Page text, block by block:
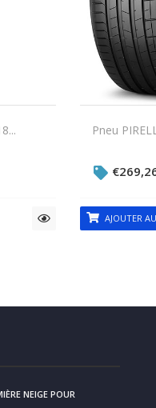
Pneu
€
AJOUTER
NEIGE POUR